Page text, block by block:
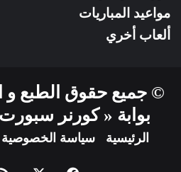
مواعيد المباريات
ألعاب أخري
© جميع حقوق الطبع و
بوابة « كورنر سبورت »
الرئيسية سياسة الخصوصية